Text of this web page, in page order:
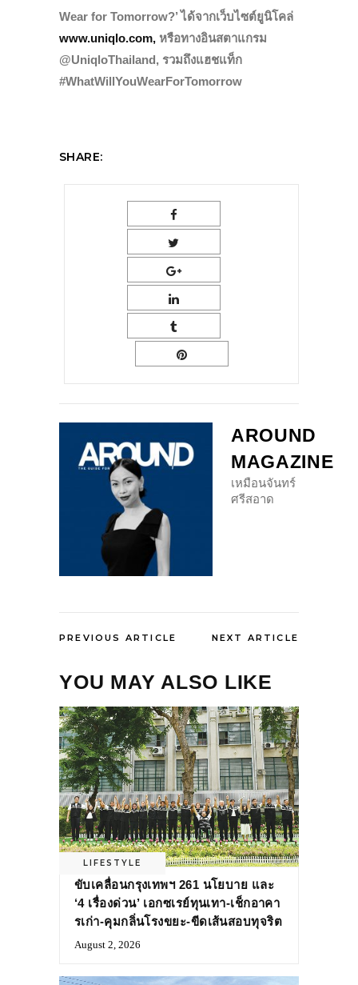
Wear for Tomorrow?’ ได้จากเว็บไซต์ยูนิโคล่
www.uniqlo.com, หรือทางอินสตาแกรม
@UniqloThailand, รวมถึงแฮชแท็ก
#WhatWillYouWearForTomorrow
SHARE:
AROUND
MAGAZINE
เหมือนจันทร์
ศรีสอาด
PREVIOUS ARTICLE NEXT ARTICLE
YOU MAY ALSO LIKE
LIFESTYLE
ขับเคลื่อนกรุงเทพฯ 261 นโยบาย และ
‘4 เรื่องด่วน’ เอกซเรย์ทุนเทา-เช็กอาคา
รเก่า-คุมกลิ่นโรงขยะ-ขีดเส้นสอบทุจริต
August 2, 2026